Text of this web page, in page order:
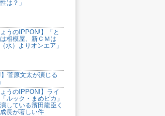
は？」
ょうのIPPON!】「と
相模屋、新ＣＭは
水）よりオンエア」
】菅原文太が演じる
ょうのIPPON!】ライ
ルック・まめピカ」
している濱田龍臣く
長が著しい件